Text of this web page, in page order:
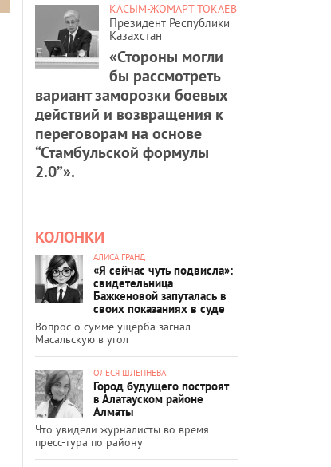
КАСЫМ-ЖОМАРТ ТОКАЕВ
Президент Республики
Казахстан
«Стороны могли
бы рассмотреть
вариант заморозки боевых
действий и возвращения к
переговорам на основе
“Стамбульской формулы
2.0”».
КОЛОНКИ
АЛИСА ГРАНД
«Я сейчас чуть подвисла»:
свидетельница
Бажкеновой запуталась в
своих показаниях в суде
Вопрос о сумме ущерба загнал
Масальскую в угол
ОЛЕСЯ ШЛЕПНЕВА
Город будущего построят
в Алатауском районе
Алматы
Что увидели журналисты во время
пресс-тура по району